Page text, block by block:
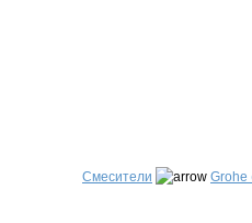
Смесители Grohe